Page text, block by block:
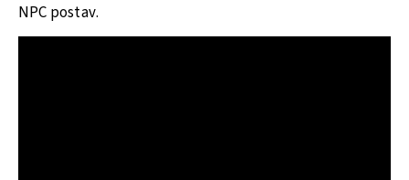
NPC postav.